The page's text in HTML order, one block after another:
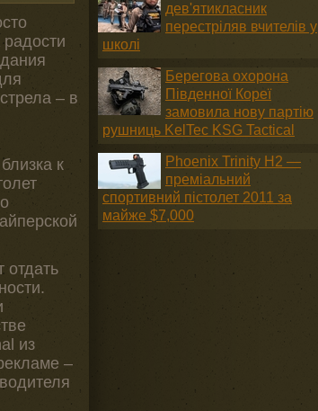
– в
к
отдать
из
–
дев'ятикласник
перестріляв вчителів у
школі
Берегова охорона
Південної Кореї
замовила нову партію
рушниць KelTec KSG Tactical
Phoenix Trinity H2 —
преміальний
спортивний пістолет 2011 за
майже $7,000